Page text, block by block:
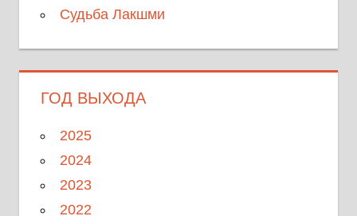
Судьба Лакшми
ГОД ВЫХОДА
2025
2024
2023
2022